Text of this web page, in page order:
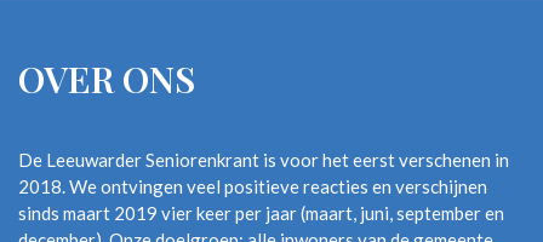
OVER ONS
De Leeuwarder Seniorenkrant is voor het eerst verschenen in
2018. We ontvingen veel positieve reacties en verschijnen
sinds maart 2019 vier keer per jaar (maart, juni, september en